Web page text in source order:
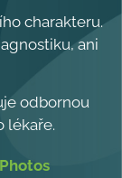
charakteru.
ani
odbornou
lékaře.